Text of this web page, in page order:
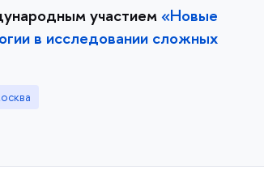
участием«Новые
в исследовании сложных